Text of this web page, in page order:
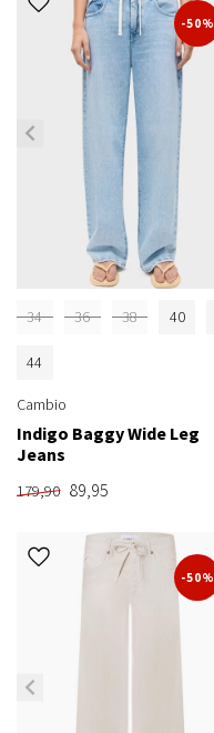
-50%
34 36 38 40
44
Cambio
Indigo Baggy Wide Leg
Jeans
179,90 89,95
-50%